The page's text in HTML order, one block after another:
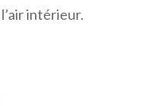
intérieur.